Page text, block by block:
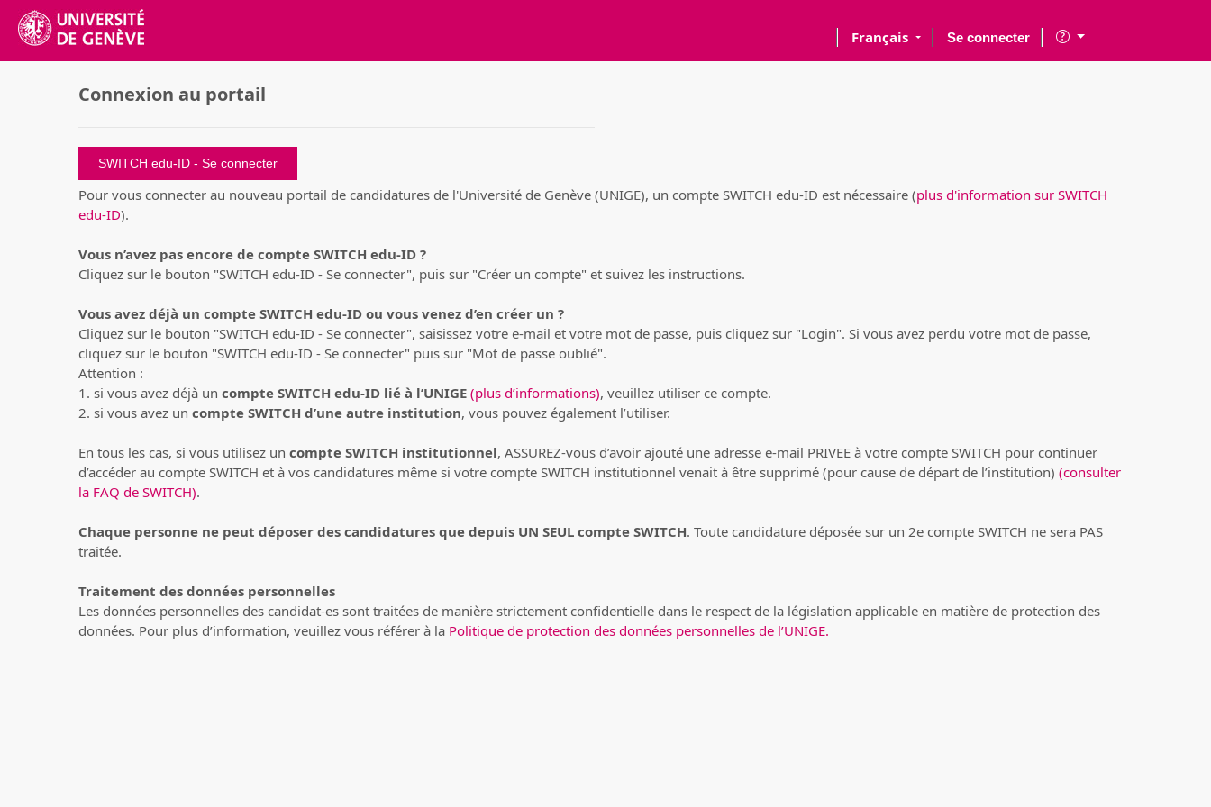
Français Se connecter
Connexion au portail
SWITCH edu-ID
Pour vous connecter au nouveau portail de candidatures de l'Université de Genève (UNIGE), un compte SWITCH edu-ID est nécessaire (plus d'information sur SWITCH
edu-ID).
Vous n’avez pas encore de compte SWITCH edu-ID ?
Cliquez sur le bouton "SWITCH edu-ID - Se connecter", puis sur "Créer un compte" et suivez les instructions.
Vous avez déjà un compte SWITCH edu-ID ou vous venez d’en créer un ?
Cliquez sur le bouton "SWITCH edu-ID - Se connecter", saisissez votre e-mail et votre mot de passe, puis cliquez sur "Login". Si vous avez perdu votre mot de passe,
cliquez sur le bouton "SWITCH edu-ID - Se connecter" puis sur "Mot de passe oublié".
Attention :
1. si vous avez déjà un compte SWITCH edu-ID lié à l’UNIGE (plus d’informations), veuillez utiliser ce compte.
2. si vous avez un compte SWITCH d’une autre institution, vous pouvez également l’utiliser.
En tous les cas, si vous utilisez un compte SWITCH institutionnel, ASSUREZ-vous d’avoir ajouté une adresse e-mail PRIVEE à votre compte SWITCH pour continuer
d’accéder au compte SWITCH et à vos candidatures même si votre compte SWITCH institutionnel venait à être supprimé (pour cause de départ de l’institution) (consulter
la FAQ de SWITCH).
Chaque personne ne peut déposer des candidatures que depuis UN SEUL compte SWITCH. Toute candidature déposée sur un 2e compte SWITCH ne sera PAS
traitée.
Traitement des données personnelles
Les données personnelles des candidat-es sont traitées de manière strictement confidentielle dans le respect de la législation applicable en matière de protection des
données. Pour plus d’information, veuillez vous référer à la Politique de protection des données personnelles de l’UNIGE.